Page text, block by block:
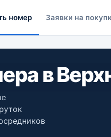
номер Заявки на
в